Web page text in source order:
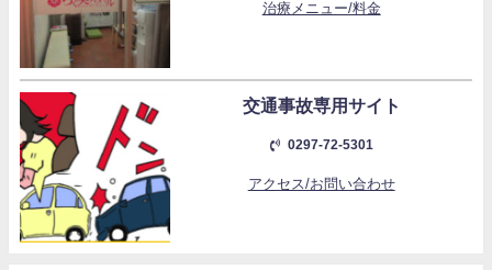
治療メニュー/料金
交通事故専用サイト
0297-72-5301
アクセス/お問い合わせ